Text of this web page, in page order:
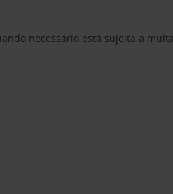
necessário está sujeita a multa